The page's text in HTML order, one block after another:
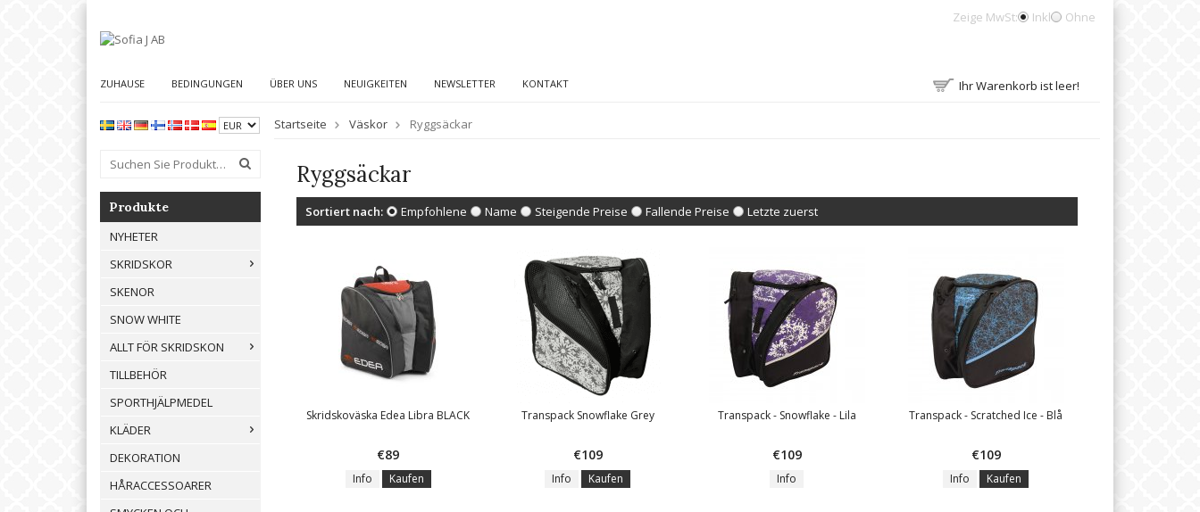
Zeige MwSt: Inkl Ohne
ZUHAUSE BEDINGUNGEN ÜBER UNS NEUIGKEITEN NEWSLETTER KONTAKT Ihr Warenkorb ist leer!
Produkte
NYHETER
SKRIDSKOR
SKENOR
SNOW WHITE
ALLT FÖR SKRIDSKON
TILLBEHÖR
SPORTHJÄLPMEDEL
KLÄDER
DEKORATION
HÅRACCESSOARER
Startseite Väskor Ryggsäckar
Ryggsäckar
Sortiert nach: Empfohlene Name Steigende Preise Fallende Preise Letzte zuerst
Skridskoväska Edea Libra BLACK
€89
Info Kaufen
Transpack Snowflake Grey
€109
Info Kaufen
Transpack - Snowflake - Lila
€109
Info
Transpack - Scratched Ice - Blå
€109
Info Kaufen